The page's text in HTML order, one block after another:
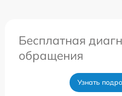
Бесплатная
обращения
Узнать